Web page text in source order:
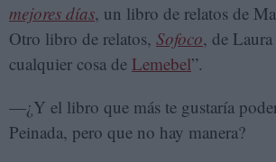
mejores días, un libro de relatos de
Otro libro de relatos, Sofoco, de
cualquier cosa de Lemebel”.
—¿Y el libro que más te gustaría
Peinada, pero que no hay manera?